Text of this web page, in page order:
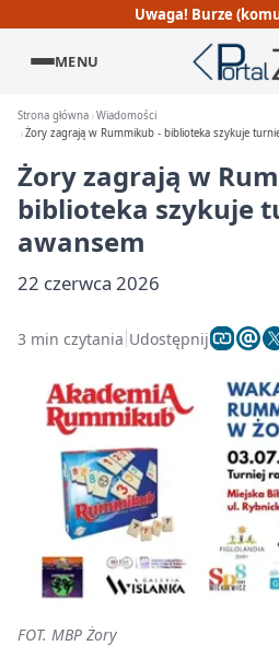
Uwaga! Burze
MENU
Strona główna Wiadomości
Żory zagrają w Rummikub - biblioteka szykuje
Żory zagrają w
biblioteka szykuje
awansem
22 czerwca 2026
3 min czytania Udostępnij
FOT. MBP Żory